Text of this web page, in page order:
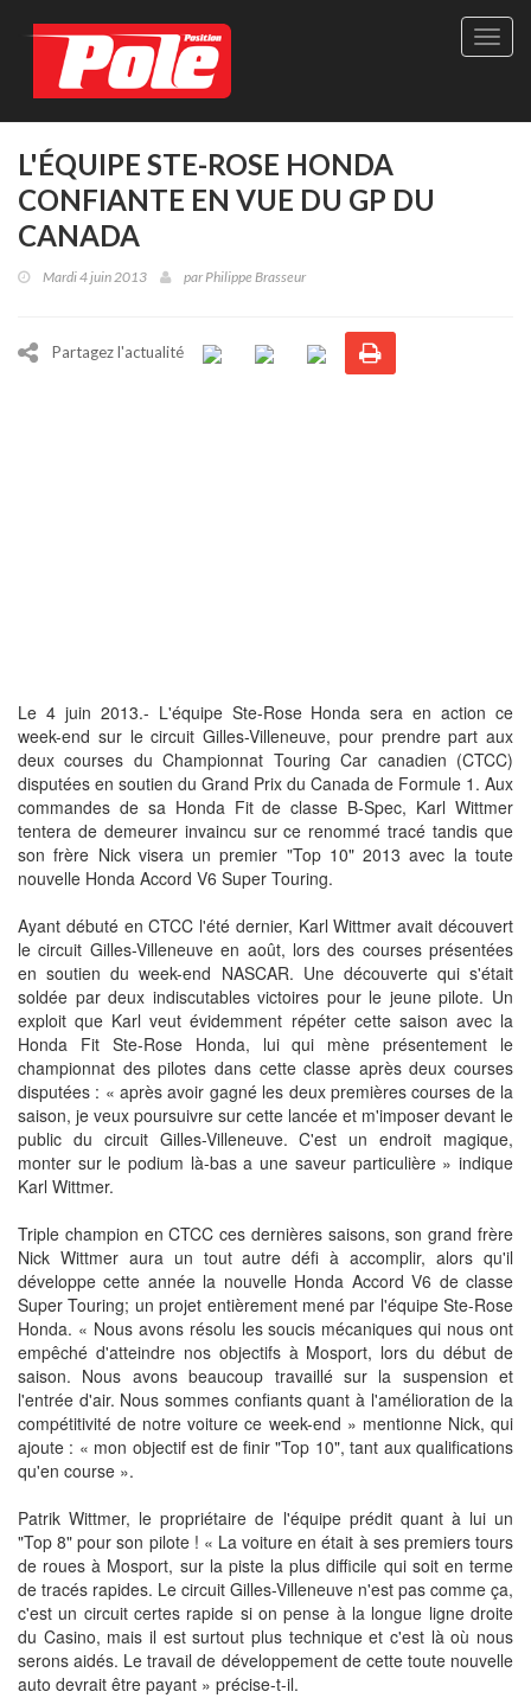
Site
L'ÉQUIPE STE-ROSE HONDA
CONFIANTE EN VUE DU GP DU
CANADA
Mardi 4 juin 2013 parPhilippe Brasseur
Partagez l'actualité
Le 4 juin 2013.- L'équipe Ste-Rose Honda sera en action ce
week-end sur le circuit Gilles-Villeneuve, pour prendre part aux
deux courses du Championnat Touring Car canadien (CTCC)
disputées en soutien du Grand Prix du Canada de Formule 1. Aux
commandes de sa Honda Fit de classe B-Spec, Karl Wittmer
tentera de demeurer invaincu sur ce renommé tracé tandis que
son frère Nick visera un premier "Top 10" 2013 avec la toute
nouvelle Honda Accord V6 Super Touring.
Ayant débuté en CTCC l'été dernier, Karl Wittmer avait découvert
le circuit Gilles-Villeneuve en août, lors des courses présentées
en soutien du week-end NASCAR. Une découverte qui s'était
soldée par deux indiscutables victoires pour le jeune pilote. Un
exploit que Karl veut évidemment répéter cette saison avec la
Honda Fit Ste-Rose Honda, lui qui mène présentement le
championnat des pilotes dans cette classe après deux courses
disputées : « après avoir gagné les deux premières courses de la
saison, je veux poursuivre sur cette lancée et m'imposer devant le
public du circuit Gilles-Villeneuve. C'est un endroit magique,
monter sur le podium là-bas a une saveur particulière » indique
Karl Wittmer.
Triple champion en CTCC ces dernières saisons, son grand frère
Nick Wittmer aura un tout autre défi à accomplir, alors qu'il
développe cette année la nouvelle Honda Accord V6 de classe
Super Touring; un projet entièrement mené par l'équipe Ste-Rose
Honda. « Nous avons résolu les soucis mécaniques qui nous ont
empêché d'atteindre nos objectifs à Mosport, lors du début de
saison. Nous avons beaucoup travaillé sur la suspension et
l'entrée d'air. Nous sommes confiants quant à l'amélioration de la
compétitivité de notre voiture ce week-end » mentionne Nick, qui
ajoute : « mon objectif est de finir "Top 10", tant aux qualifications
qu'en course ».
Patrik Wittmer, le propriétaire de l'équipe prédit quant à lui un
"Top 8" pour son pilote ! « La voiture en était à ses premiers tours
de roues à Mosport, sur la piste la plus difficile qui soit en terme
de tracés rapides. Le circuit Gilles-Villeneuve n'est pas comme ça,
c'est un circuit certes rapide si on pense à la longue ligne droite
du Casino, mais il est surtout plus technique et c'est là où nous
serons aidés. Le travail de développement de cette toute nouvelle
auto devrait être payant » précise-t-il.